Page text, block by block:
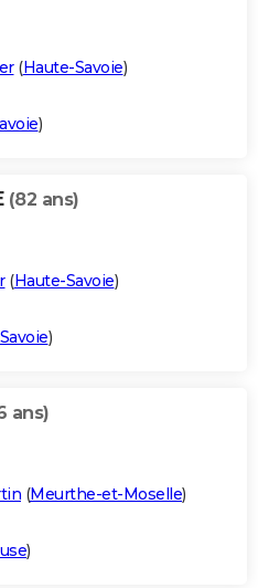
(Haute-Savoie)
)
(82 ans)
(Haute-Savoie)
)
ans)
(Meurthe-et-Moselle)
)